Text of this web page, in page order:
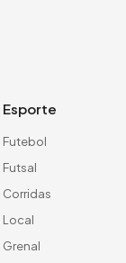
Esporte
Futebol
Futsal
Corridas
Local
Grenal